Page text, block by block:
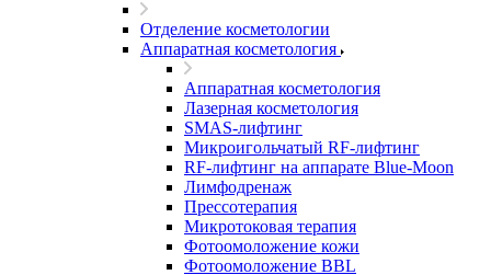
Отделение косметологии
Аппаратная косметология
Аппаратная косметология
Лазерная косметология
SMAS-лифтинг
Микроигольчатый RF-лифтинг
RF-лифтинг на аппарате Blue-Moon
Лимфодренаж
Прессотерапия
Микротоковая терапия
Фотоомоложение кожи
Фотоомоложение BBL